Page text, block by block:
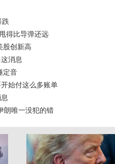
跌
得比导弹还远
股创新高
消息
定音
始付这么多账单
朗唯一没犯的错